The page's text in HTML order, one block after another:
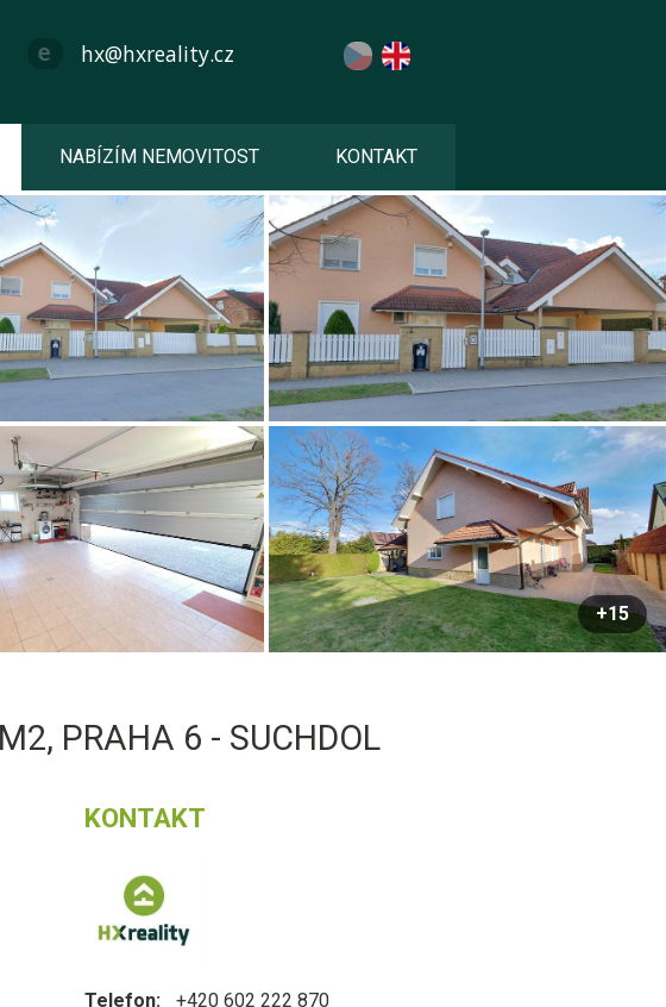
hx@hxreality.cz
NABÍZÍM NEMOVITOST KONTAKT
+15
PRAHA 6 - SUCHDOL
KONTAKT
Telefon:
+420 602 222 870